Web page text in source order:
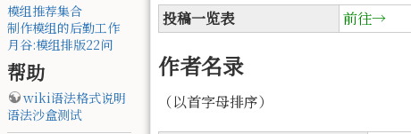
模组推荐集合
制作模组的后勤工作
月谷:模组排版22问
帮助
wiki语法格式说明
语法沙盒测试
投稿一览表 前往→
作者名录
（以首字母排序）